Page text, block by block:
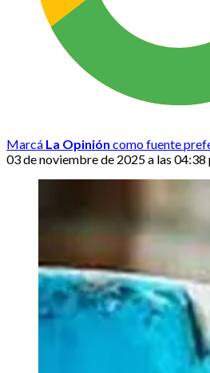
Marcá La Opinión como fuente
03 de noviembre de 2025 a las 04:38